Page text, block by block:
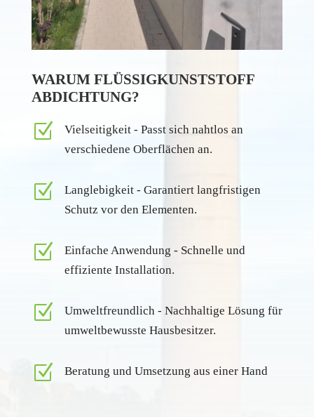
WARUM FLÜSSIGKUNSTSTOFF
ABDICHTUNG?
Z
Vielseitigkeit - Passt sich nahtlos an
verschiedene Oberflächen an.
Z
Langlebigkeit - Garantiert langfristigen
Schutz vor den Elementen.
Z
Einfache Anwendung - Schnelle und
effiziente Installation.
Z
Umweltfreundlich - Nachhaltige Lösung für
umweltbewusste Hausbesitzer.
Z Beratung und Umsetzung aus einer Hand